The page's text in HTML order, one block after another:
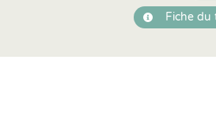
Fiche du